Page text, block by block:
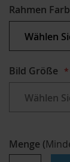
Rahmen
Bild Größe
Menge (